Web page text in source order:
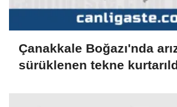
Çanakkale Boğazı'nda
sürüklenen tekne